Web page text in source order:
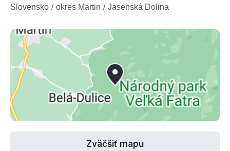
Slovensko okres Martin Jasenská Dolina
Zväčšiť mapu